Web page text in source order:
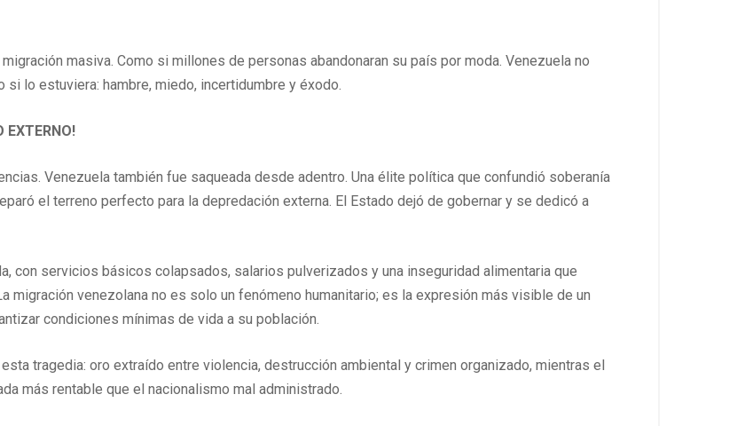
masiva. Como si millones de personas abandonaran su país por moda. Venezuela no
lo estuviera: hambre, miedo, incertidumbre y éxodo.
EXTERNO!
Venezuela también fue saqueada desde adentro. Una élite política que confundió soberanía
el terreno perfecto para la depredación externa. El Estado dejó de gobernar y se dedicó a
con servicios básicos colapsados, salarios pulverizados y una inseguridad alimentaria que
migración venezolana no es solo un fenómeno humanitario; es la expresión más visible de un
condiciones mínimas de vida a su población.
tragedia: oro extraído entre violencia, destrucción ambiental y crimen organizado, mientras el
más rentable que el nacionalismo mal administrado.